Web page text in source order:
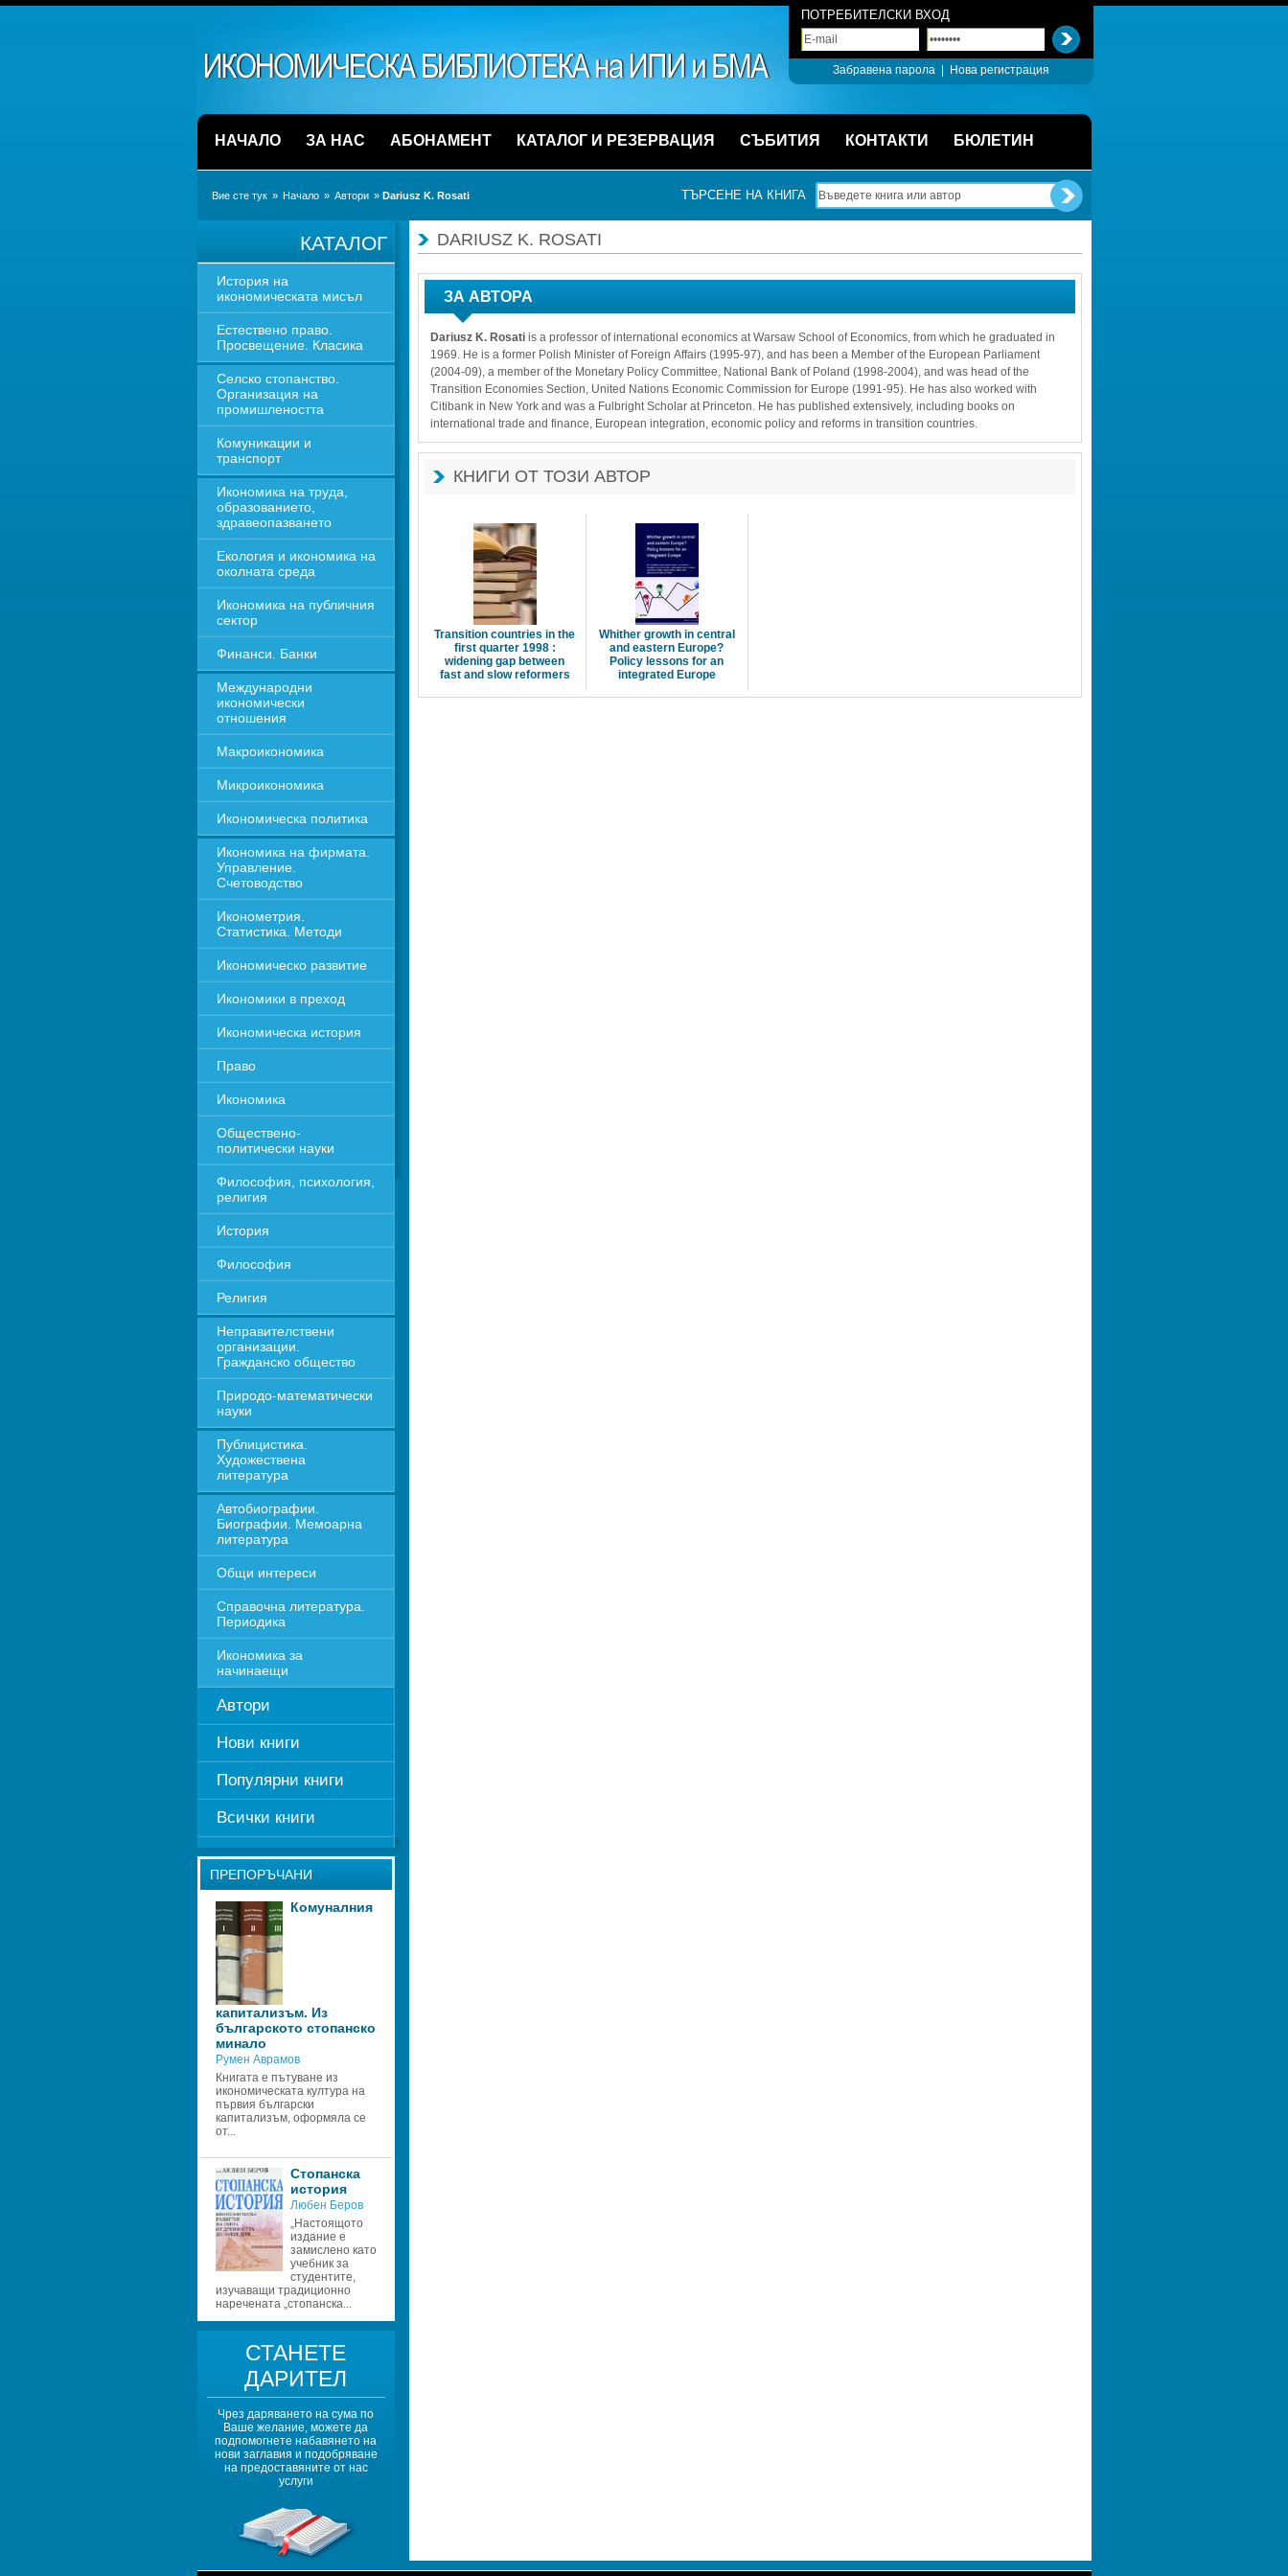
ПОТРЕБИТЕЛСКИ ВХОД
Забравена парола Нова регистрация
НАЧАЛО ЗА НАС АБОНАМЕНТ КАТАЛОГ И РЕЗЕРВАЦИЯ СЪБИТИЯ КОНТАКТИ БЮЛЕТИН
Вие сте тук » Начало » Автори » Dariusz K. Rosati ТЪРСЕНЕ НА КНИГА
КАТАЛОГ
История на
икономическата мисъл
Естествено право.
Просвещение. Класика
Селско стопанство.
Организация на
промишлеността
Комуникации и
транспорт
Икономика на труда,
образованието,
здравеопазването
Екология и икономика на
околната среда
Икономика на публичния
сектор
Финанси. Банки
Международни
икономически
отношения
Макроикономика
Микроикономика
Икономическа политика
Икономика на фирмата.
Управление.
Счетоводство
Иконометрия.
Статистика. Методи
Икономическо развитие
Икономики в преход
Икономическа история
Право
Икономика
Обществено-
политически науки
Философия, психология,
религия
История
Философия
Религия
Неправителствени
организации.
Гражданско общество
Природо-математически
науки
Публицистика.
Художествена
литература
Автобиографии.
Биографии. Мемоарна
литература
Общи интереси
Справочна литература.
Периодика
Икономика за
начинаещи
Автори
Нови книги
Популярни книги
Всички книги
ПРЕПОРЪЧАНИ
Комуналния
капитализъм. Из
българското стопанско
минало
Румен Аврамов
Книгата е пътуване из
икономическата култура на
първия български
капитализъм, оформяла се
от...
Стопанска
история
Любен Беров
„Настоящото
издание е
замислено като
учебник за
студентите,
изучаващи традиционно
наречената „стопанска...
СТАНЕТЕ
ДАРИТЕЛ
Чрез даряването на сума по
Ваше желание, можете да
подпомогнете набавянето на
нови заглавия и подобряване
на предоставяните от нас
услуги
DARIUSZ K. ROSATI
ЗА АВТОРА
Dariusz K. Rosatiis a professor of international economics at Warsaw School of Economics, from which he graduated in
1969. He is a former Polish Minister of Foreign Affairs (1995-97), and has been a Member of the European Parliament
(2004-09), a member of the Monetary Policy Committee, National Bank of Poland (1998-2004), and was head of the
Transition Economies Section, United Nations Economic Commission for Europe (1991-95). He has also worked with
Citibank in New York and was a Fulbright Scholar at Princeton. He has published extensively, including books on
international trade and finance, European integration, economic policy and reforms in transition countries.
КНИГИ ОТ ТОЗИ АВТОР
Transition countries in the
first quarter 1998 :
widening gap between
fast and slow reformers
Whither growth in central
and eastern Europe?
Policy lessons for an
integrated Europe